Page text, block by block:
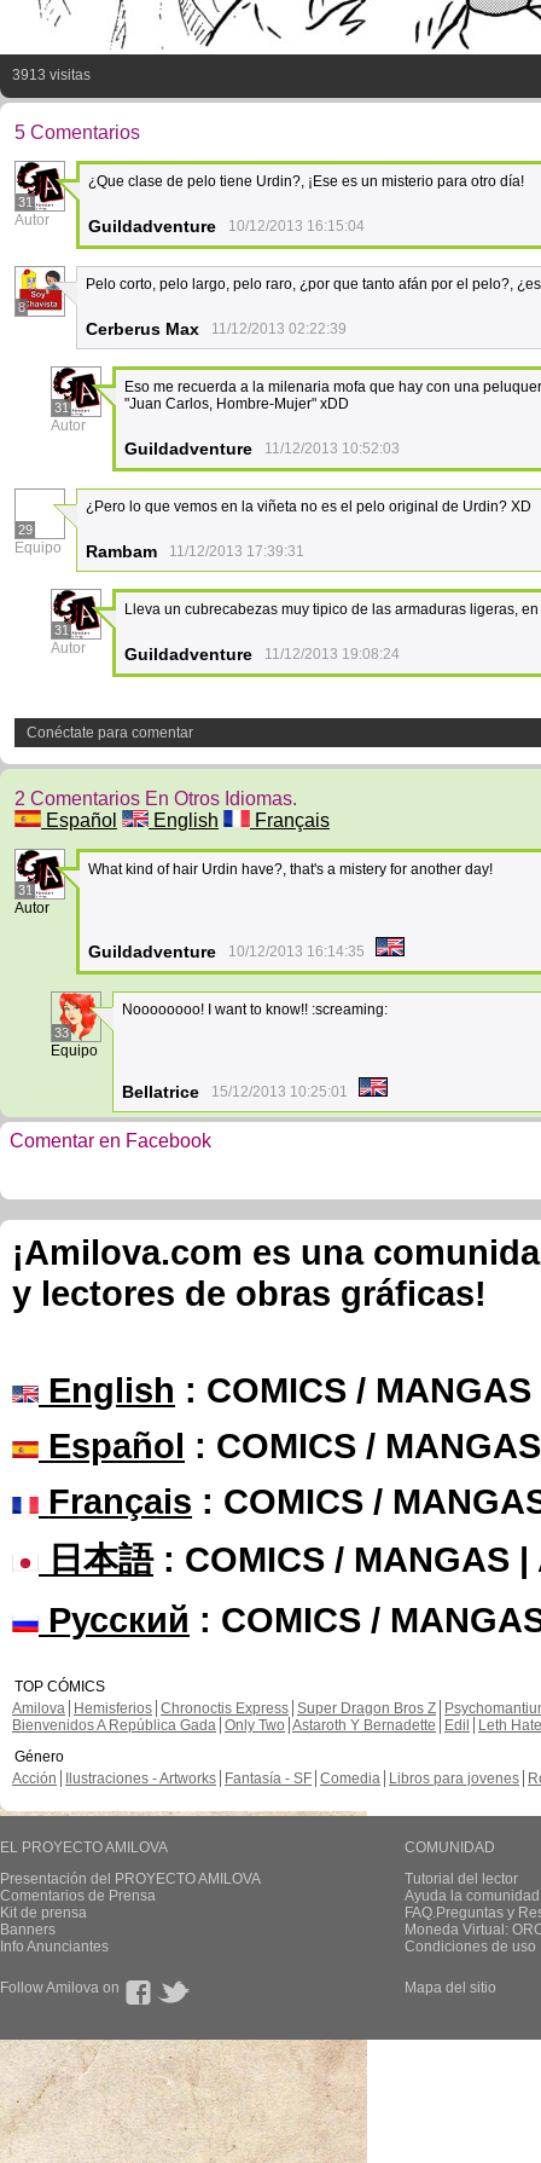
3913 visitas
5 Comentarios
31
Autor
¿Que clase de pelo tiene Urdin?, ¡Ese es un misterio para otro día!
Guildadventure 10/12/2013 16:15:04
8
Pelo corto, pelo largo, pelo raro, ¿por que tanto afán por el pelo?,
Cerberus Max 11/12/2013 02:22:39
31
Autor
Eso me recuerda a la milenaria mofa que hay con una
"Juan Carlos, Hombre-Mujer" xDD
Guildadventure 11/12/2013 10:52:03
29
Equipo
¿Pero lo que vemos en la viñeta no es el pelo original de Urdin? XD
Rambam 11/12/2013 17:39:31
31
Autor
Lleva un cubrecabezas muy tipico de las armaduras ligeras,
Guildadventure 11/12/2013 19:08:24
Conéctate para comentar
2 Comentarios En Otros Idiomas.
Español
English Français
31
Autor
What kind of hair Urdin have?, that's a mistery for another day!
Guildadventure 10/12/2013 16:14:35
33
Equipo
Noooooooo! I want to know!! :screaming:
Bellatrice 15/12/2013 10:25:01
Comentar en Facebook
¡Amilova.com es una
y lectores de obras gráficas!
English : COMICS /
Español : COMICS /
Français : COMICS /
日本語: COMICS / MANGAS |
Русский : COMICS /
TOP CÓMICS
Amilova
Hemisferios Chronoctis Express Super Dragon Bros Z
Bienvenidos A República Gada Only Two Astaroth Y Bernadette Edil
Leth Hate
Género
Acción
Ilustraciones - Artworks Fantasía - SF Comedia Libros para jovenes
EL PROYECTO AMILOVA
Presentación del PROYECTO AMILOVA
Comentarios de Prensa
Kit de prensa
Banners
Info Anunciantes
COMUNIDAD
Tutorial del lector
Ayuda la
FAQ.Preguntas y
Moneda Virtual:
Condiciones de uso
Follow Amilova on Mapa del sitio